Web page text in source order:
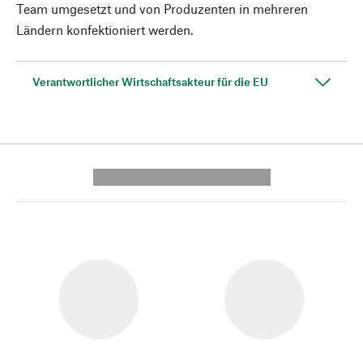
Team umgesetzt und von Produzenten in mehreren
Ländern konfektioniert werden.
Verantwortlicher Wirtschaftsakteur für die EU